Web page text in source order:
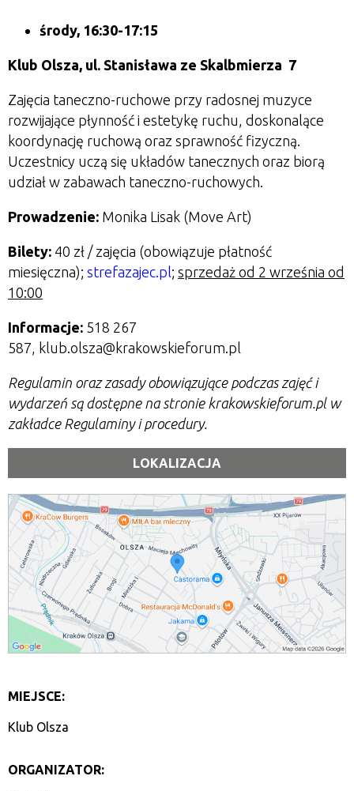
środy, 16:30-17:15
Klub Olsza, ul. Stanisława ze Skalbmierza 7
Zajęcia taneczno-ruchowe przy radosnej muzyce
rozwijające płynność i estetykę ruchu, doskonalące
koordynację ruchową oraz sprawność fizyczną.
Uczestnicy uczą się układów tanecznych oraz biorą
udział w zabawach taneczno-ruchowych.
Prowadzenie: Monika Lisak (Move Art)
Bilety: 40 zł / zajęcia (obowiązuje płatność
miesięczna); strefazajec.pl; sprzedaż od 2 września od
10:00
Informacje: 518 267
587, klub.olsza@krakowskieforum.pl
Regulamin oraz zasady obowiązujące podczas zajęć i
wydarzeń są dostępne na stronie krakowskieforum.pl w
zakładce Regulaminy i procedury.
LOKALIZACJA
MIEJSCE:
Klub Olsza
ORGANIZATOR: